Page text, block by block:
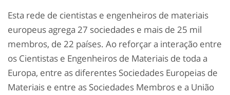
Esta rede de cientistas e engenheiros de materiais
europeus agrega 27 sociedades e mais de 25 mil
membros, de 22 países. Ao reforçar a interação entre
os Cientistas e Engenheiros de Materiais de toda a
Europa, entre as diferentes Sociedades Europeias de
Materiais e entre as Sociedades Membros e a União